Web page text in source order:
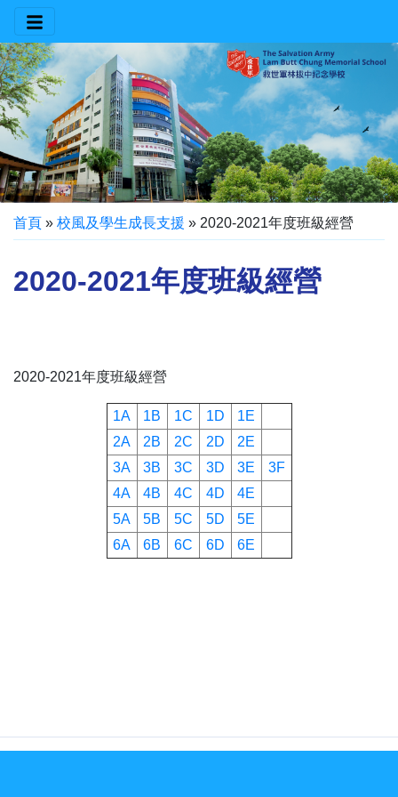
首頁 » 校風及學生成長支援 » 2020-2021年度班級經營
2020-2021年度班級經營
2020-2021年度班級經營
1A 1B 1C 1D
1E
2A
2B 2C 2D
2E
3A
3B 3C 3D 3E
3F
4A
4B 4C 4D
4E
5A
5B 5C 5D
5E
6A
6B 6C 6D 6E